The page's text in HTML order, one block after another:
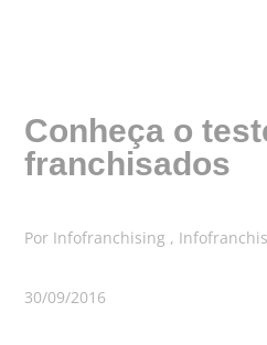
Conheça o
franchisados
Por Infofranchising ,
30/09/2016